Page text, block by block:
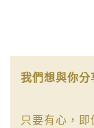
我們想與你
只要有心，